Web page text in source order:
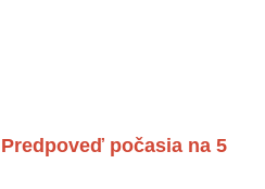
počasia na 5